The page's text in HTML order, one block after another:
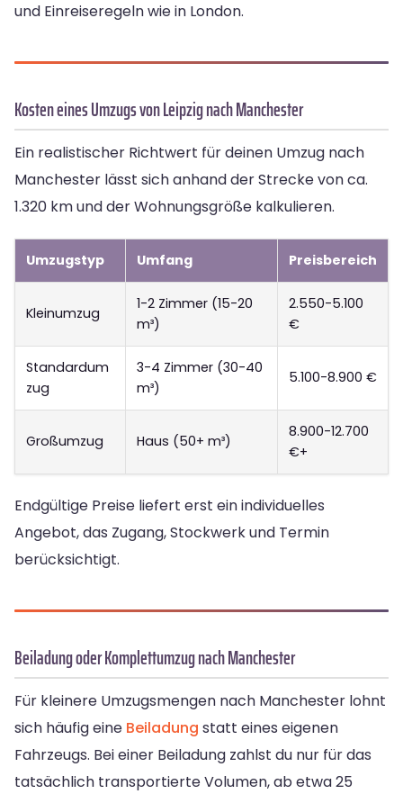
und Einreiseregeln wie in London.
Kosten eines Umzugs von Leipzig nach Manchester
Ein realistischer Richtwert für deinen Umzug nach
Manchester lässt sich anhand der Strecke von ca.
1.320 km und der Wohnungsgröße kalkulieren.
Umzugstyp Umfang Preisbereich
Kleinumzug
1-2 Zimmer (15-20
m³)
2.550-5.100
€
Standardum
zug
3-4 Zimmer (30-40
m³)
5.100-8.900 €
Großumzug Haus (50+ m³)
8.900-12.700
€+
Endgültige Preise liefert erst ein individuelles
Angebot, das Zugang, Stockwerk und Termin
berücksichtigt.
Beiladung oder Komplettumzug nach Manchester
Für kleinere Umzugsmengen nach Manchester lohnt
sich häufig eine Beiladung statt eines eigenen
Fahrzeugs. Bei einer Beiladung zahlst du nur für das
tatsächlich transportierte Volumen, ab etwa 25